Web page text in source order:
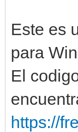
Este es
para
El
https://